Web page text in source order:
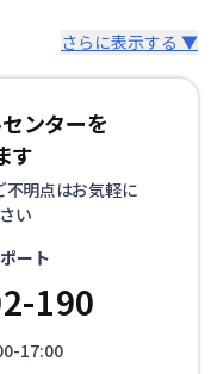
さらに表示する ▼
ンターを
す
不明点はお気軽に
い
ート
190
17:00